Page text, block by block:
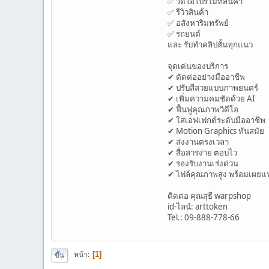
✅ รีวิวสินค้า
✅ อสังหาริมทรัพย์
✅ รถยนต์
และ รับทำคลิปสั้นทุกแนว
จุดเด่นของบริการ
✔ ตัดต่ออย่างมืออาชีพ
✔ ปรับสีสวยแบบภาพยนตร์
✔ เพิ่มความคมชัดด้วย AI
✔ ฟื้นฟูคุณภาพวิดีโอ
✔ ใส่เอฟเฟกต์ระดับมืออาชีพ
✔ Motion Graphics ทันสมัย
✔ ส่งงานตรงเวลา
✔ สื่อสารง่าย ตอบไว
✔ รองรับงานเร่งด่วน
✔ ไฟล์คุณภาพสูง พร้อมเผยแ
ติดต่อ คุณสุธี warpshop
id-ไลน์: arttoken
Tel.: 09-888-778-66
ขึ้น หน้า 1